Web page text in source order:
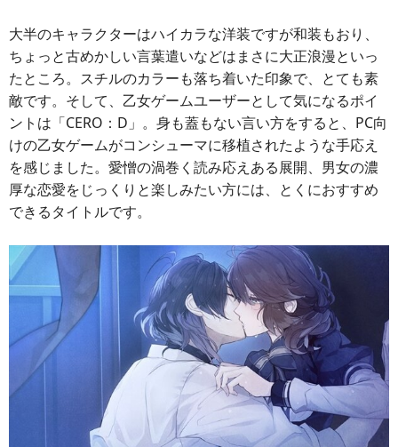
大半のキャラクターはハイカラな洋装ですが和装もおり、
ちょっと古めかしい言葉遣いなどはまさに大正浪漫といっ
たところ。スチルのカラーも落ち着いた印象で、とても素
敵です。そして、乙女ゲームユーザーとして気になるポイ
ントは「CERO：D」。身も蓋もない言い方をすると、PC向
けの乙女ゲームがコンシューマに移植されたような手応え
を感じました。愛憎の渦巻く読み応えある展開、男女の濃
厚な恋愛をじっくりと楽しみたい方には、とくにおすすめ
できるタイトルです。